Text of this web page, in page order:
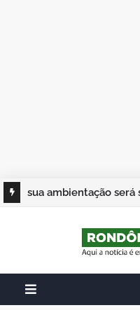
sua ambientação